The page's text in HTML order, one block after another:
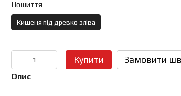
Пошиття
Кишеня під древко зліва
Купити Замовити
Опис